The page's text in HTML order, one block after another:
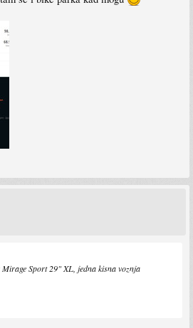
Mirage Sport 29" XL, jedna kisna voznja